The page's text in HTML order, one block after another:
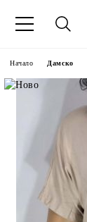
Начало Дамско